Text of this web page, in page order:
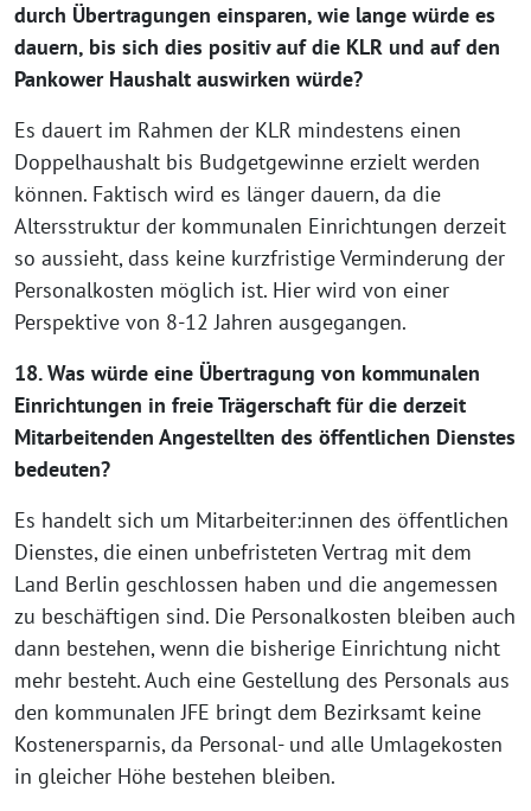
durch Übertragungen einsparen, wie lange würde es
dauern, bis sich dies positiv auf die KLR und auf den
Pankower Haushalt auswirken würde?
Es dauert im Rahmen der KLR mindestens einen
Doppelhaushalt bis Budgetgewinne erzielt werden
können. Faktisch wird es länger dauern, da die
Altersstruktur der kommunalen Einrichtungen derzeit
so aussieht, dass keine kurzfristige Verminderung der
Personalkosten möglich ist. Hier wird von einer
Perspektive von 8-12 Jahren ausgegangen.
18. Was würde eine Übertragung von kommunalen
Einrichtungen in freie Trägerschaft für die derzeit
Mitarbeitenden Angestellten des öffentlichen Dienstes
bedeuten?
Es handelt sich um Mitarbeiter:innen des öffentlichen
Dienstes, die einen unbefristeten Vertrag mit dem
Land Berlin geschlossen haben und die angemessen
zu beschäftigen sind. Die Personalkosten bleiben auch
dann bestehen, wenn die bisherige Einrichtung nicht
mehr besteht. Auch eine Gestellung des Personals aus
den kommunalen JFE bringt dem Bezirksamt keine
Kostenersparnis, da Personal- und alle Umlagekosten
in gleicher Höhe bestehen bleiben.